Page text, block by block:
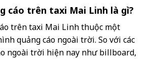
cáo trên taxi Mai Linh là gì?
trên taxi Mai Linh thuộc một
quảng cáo ngoài trời. So với các
ngoài trời hiện nay như billboard,